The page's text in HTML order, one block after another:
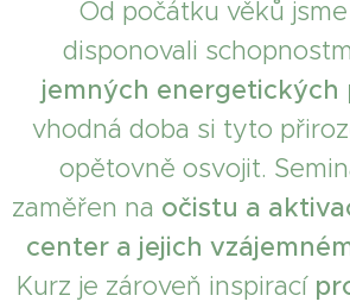
Od počátku věků
disponovali
jemných energetických
vhodná doba si tyto
opětovně osvojit.
zaměřen na očistu a
center a jejich
Kurz je zároveň inspirací